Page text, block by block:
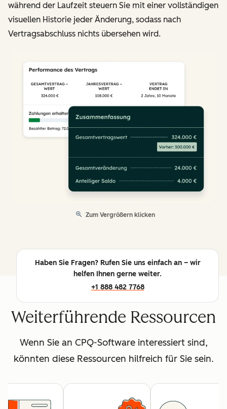
während der Laufzeit steuern Sie mit einer vollständigen
visuellen Historie jeder Änderung, sodass nach
Vertragsabschluss nichts übersehen wird.
Zum Vergrößern klicken
Haben Sie Fragen? Rufen Sie uns einfach an – wir
helfen Ihnen gerne weiter.
+1 888 482 7768
Weiterführende Ressourcen
Wenn Sie an CPQ-Software interessiert sind,
könnten diese Ressourcen hilfreich für Sie sein.